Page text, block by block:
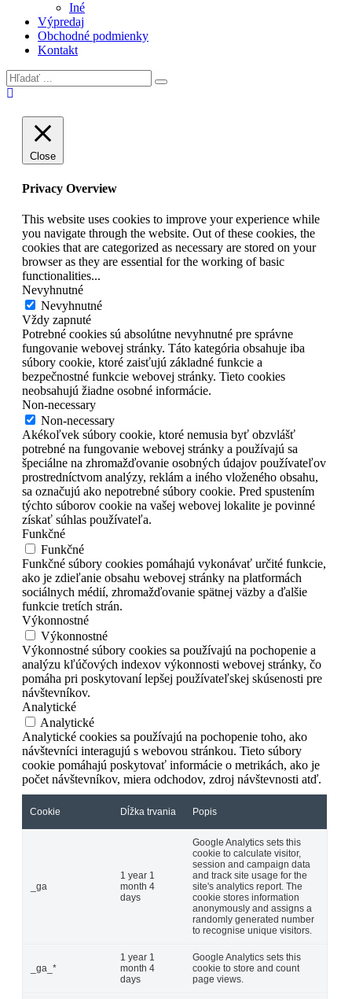
Iné
Výpredaj
Obchodné podmienky
Kontakt
Close
Privacy Overview
This website uses cookies to improve your experience while
you navigate through the website. Out of these cookies, the
cookies that are categorized as necessary are stored on your
browser as they are essential for the working of basic
functionalities...
Nevyhnutné
Nevyhnutné
Vždy zapnuté
Potrebné cookies sú absolútne nevyhnutné pre správne
fungovanie webovej stránky. Táto kategória obsahuje iba
súbory cookie, ktoré zaisťujú základné funkcie a
bezpečnostné funkcie webovej stránky. Tieto cookies
neobsahujú žiadne osobné informácie.
Non-necessary
Non-necessary
Akékoľvek súbory cookie, ktoré nemusia byť obzvlášť
potrebné na fungovanie webovej stránky a používajú sa
špeciálne na zhromažďovanie osobných údajov používateľov
prostredníctvom analýzy, reklám a iného vloženého obsahu,
sa označujú ako nepotrebné súbory cookie. Pred spustením
týchto súborov cookie na vašej webovej lokalite je povinné
získať súhlas používateľa.
Funkčné
Funkčné
Funkčné súbory cookies pomáhajú vykonávať určité funkcie,
ako je zdieľanie obsahu webovej stránky na platformách
sociálnych médií, zhromažďovanie spätnej väzby a ďalšie
funkcie tretích strán.
Výkonnostné
Výkonnostné
Výkonnostné súbory cookies sa používajú na pochopenie a
analýzu kľúčových indexov výkonnosti webovej stránky, čo
pomáha pri poskytovaní lepšej používateľskej skúsenosti pre
návštevníkov.
Analytické
Analytické
Analytické cookies sa používajú na pochopenie toho, ako
návštevníci interagujú s webovou stránkou. Tieto súbory
cookie pomáhajú poskytovať informácie o metrikách, ako je
počet návštevníkov, miera odchodov, zdroj návštevnosti atď.
Cookie Dĺžka trvania Popis
_ga
1 year 1
month 4
days
Google Analytics sets this
cookie to calculate visitor,
session and campaign data
and track site usage for the
site's analytics report. The
cookie stores information
anonymously and assigns a
randomly generated number
to recognise unique visitors.
_ga_*
1 year 1
month 4
days
Google Analytics sets this
cookie to store and count
page views.